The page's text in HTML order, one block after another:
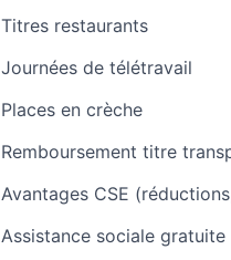
Titres restaurants
Journées de télétravail
Places en crèche
Remboursement titre
Avantages CSE
Assistance sociale gratuite